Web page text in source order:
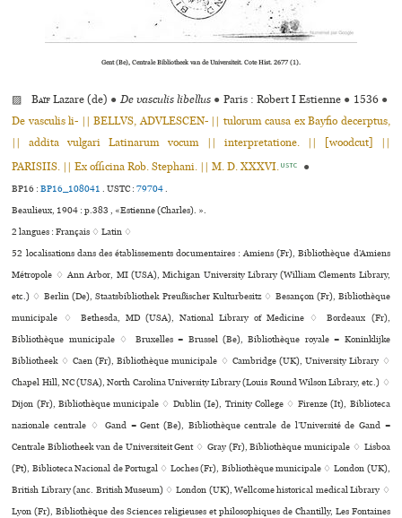
Gent (Be), Centrale Bibliotheek van de Universiteit. Cote Hist. 2677 (1).
▨Baïf Lazare (de) ● De vasculis libellus ● Paris : Robert I Estienne ● 1536 ●
De vasculis li- || BELLVS, ADVLESCEN- || tulorum causa ex Bayfio decerptus,
|| addita vulgari Latinarum vocum || interpretatione. || [woodcut] ||
PARISIIS. || Ex officina Rob. Stephani. || M. D. XXXVI. USTC ●
BP16 :BP16_108041 .USTC :79704.
Beaulieux, 1904 : p.383 , «Estienne (Charles). ».
2 langues :Français ♢Latin ♢
52 localisations dans des établissements documentaires : Amiens (Fr), Bibliothèque d’Amiens
Métropole ♢ Ann Arbor, MI (USA), Michigan University Library (William Clements Library,
etc.) ♢ Berlin (De), Staatsbibliothek Preußischer Kulturbesitz ♢ Besançon (Fr), Bibliothèque
muni­ci­pale ♢ Bethesda, MD (USA), National Library of Medicine ♢ Bordeaux (Fr),
Bibliothèque muni­ci­pale ♢ Bruxelles = Brussel (Be), Bibliothèque royale = Koninklijke
Bibliotheek ♢ Caen (Fr), Bibliothèque muni­ci­pale ♢ Cambridge (UK), University Library ♢
Chapel Hill, NC (USA), North Carolina University Library (Louis Round Wilson Library, etc.) ♢
Dijon (Fr), Bibliothèque muni­ci­pale ♢ Dublin (Ie), Trinity College ♢ Firenze (It), Biblioteca
nazio­nale cen­trale ♢ Gand = Gent (Be), Bibliothèque centrale de l’Université de Gand =
Centrale Bibliotheek van de Universiteit Gent ♢ Gray (Fr), Bibliothèque muni­ci­pale ♢ Lisboa
(Pt), Biblioteca Nacional de Portugal ♢ Loches (Fr), Bibliothèque muni­ci­pale ♢ London (UK),
British Library (anc. British Museum) ♢ London (UK), Wellcome his­to­ri­cal medi­cal Library ♢
Lyon (Fr), Bibliothèque des Sciences reli­gieu­ses et phi­lo­so­phi­ques de Chantilly, Les Fontaines